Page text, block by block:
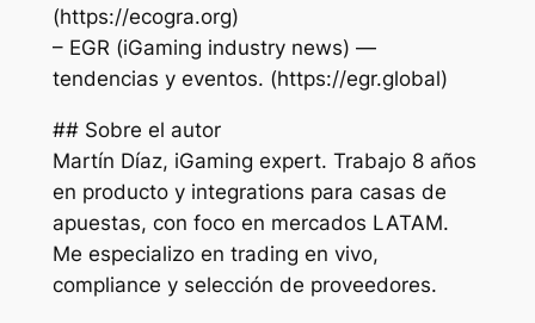
(https://ecogra.org)
– EGR (iGaming industry news) —
tendencias y eventos. (https://egr.global)
## Sobre el autor
Martín Díaz, iGaming expert. Trabajo 8 años
en producto y integrations para casas de
apuestas, con foco en mercados LATAM.
Me especializo en trading en vivo,
compliance y selección de proveedores.